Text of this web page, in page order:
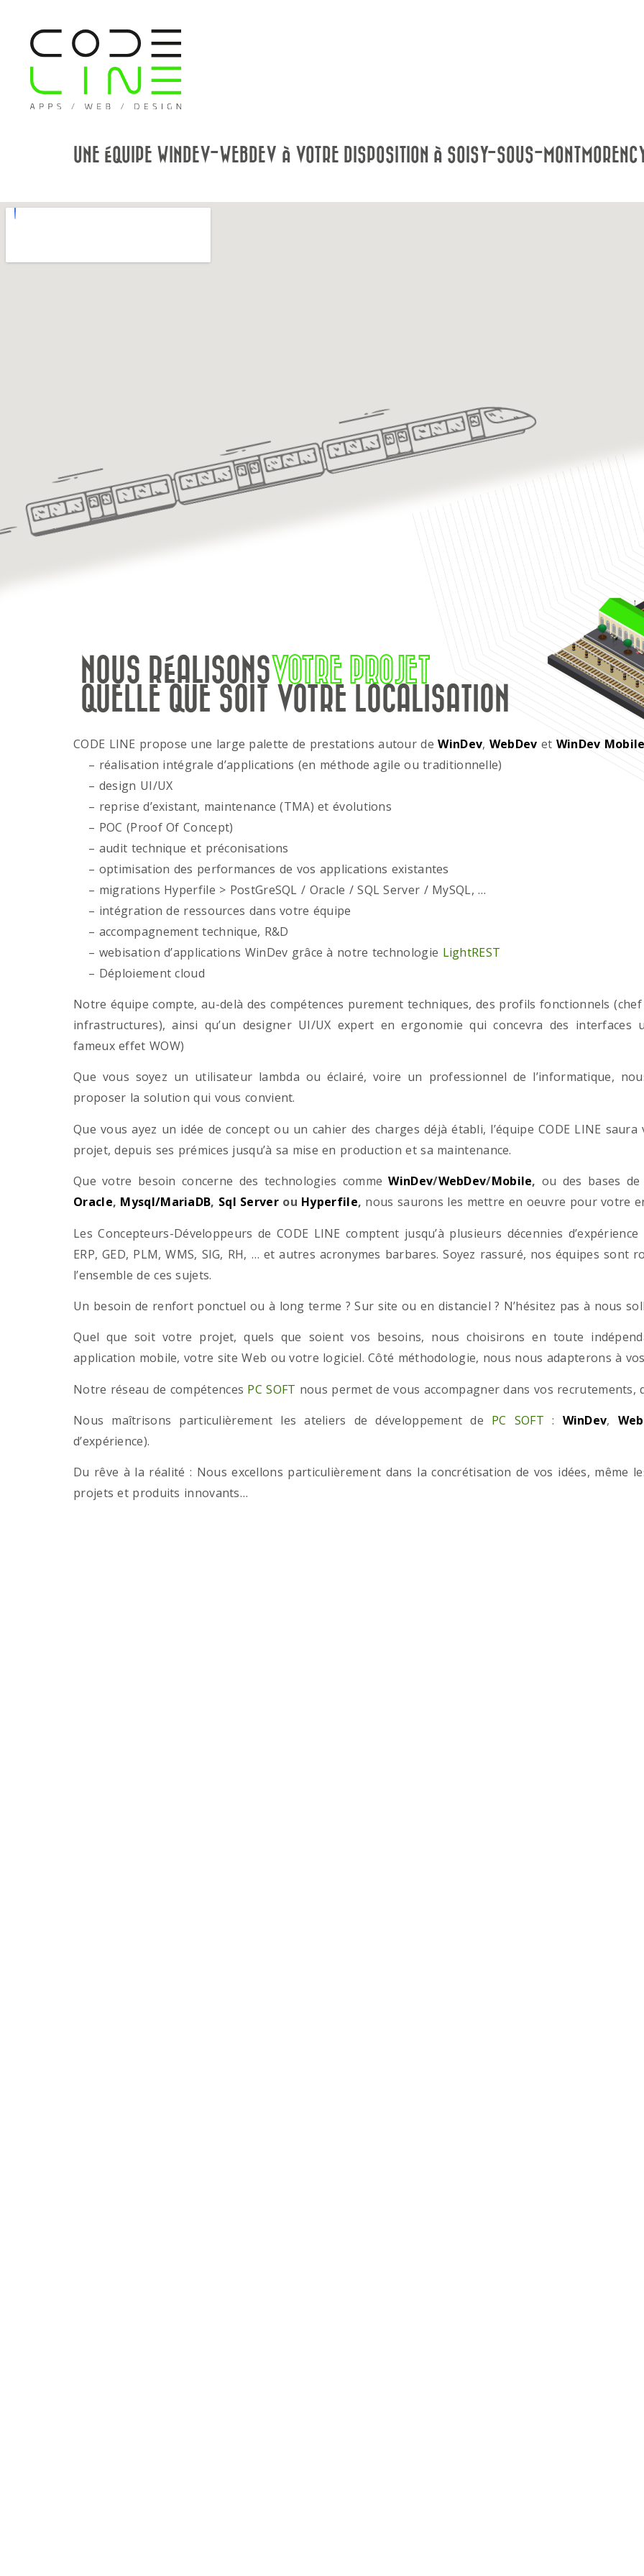
UNE ÉQUIPE WINDEV-WEBDEV À VOTRE DISPOSITION À SOISY-SOUS-
NOUS RÉALISONSVOTRE PROJET
QUELLE QUE SOIT VOTRE LOCALISATION
CODE LINE propose une large palette de prestations autour deWinDev, WebDev et WinDev
– réalisation intégrale d’applications (en méthode agile ou traditionnelle)
– design UI/UX
– reprise d’existant, maintenance (TMA) et évolutions
– POC (Proof Of Concept)
– audit technique et préconisations
– optimisation des performances de vos applications existantes
– migrations Hyperfile > PostGreSQL / Oracle / SQL Server / MySQL, …
– intégration de ressources dans votre équipe
– accompagnement technique, R&D
– webisation d’applications WinDev grâce à notre technologie LightREST
– Déploiement cloud
Notre équipe compte, au-delà des compétences purement techniques, des profils fonctionnels
infrastructures), ainsi qu’un designer UI/UX expert en ergonomie qui concevra des
fameux effet WOW)
Que vous soyez un utilisateur lambda ou éclairé, voire un professionnel de l’informatique,
proposer la solution qui vous convient.
Que vous ayez un idée de concept ou un cahier des charges déjà établi, l’équipe CODE LINE
projet, depuis ses prémices jusqu’à sa mise en production et sa maintenance.
Que votre besoin concerne des technologies commeWinDev/WebDev/Mobile, ou des bases
Oracle, Mysql/MariaDB, Sql Serverou Hyperfile, nous saurons les mettre en oeuvre pour votre
Les Concepteurs-Développeurs de CODE LINE comptent jusqu’à plusieurs décennies
ERP, GED, PLM, WMS, SIG, RH, … et autres acronymes barbares. Soyez rassuré, nos équipes
l’ensemble de ces sujets.
Un besoin de renfort ponctuel ou à long terme ? Sur site ou en distanciel ? N’hésitez pas à nous
Quel que soit votre projet, quels que soient vos besoins, nous choisirons en toute
application mobile, votre site Web ou votre logiciel. Côté méthodologie, nous nous adapterons à
Notre réseau de compétences PC SOFT nous permet de vous accompagner dans vos
Nous maîtrisons particulièrement les ateliers de développement de PC SOFT : WinDev,
d’expérience).
Du rêve à la réalité : Nous excellons particulièrement dans la concrétisation de vos idées, même
projets et produits innovants…